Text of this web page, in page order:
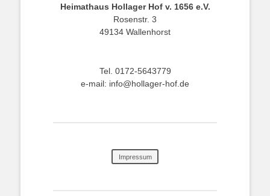
Heimathaus Hollager Hof v. 1656 e.V.
Rosenstr. 3
49134 Wallenhorst
Tel. 0172-5643779
e-mail: info@hollager-hof.de
Impressum